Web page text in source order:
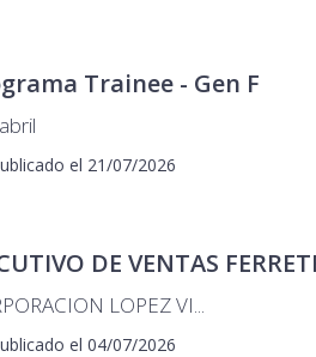
Trainee - Gen F
el 21/07/2026
DE VENTAS
LOPEZ VI...
el 04/07/2026